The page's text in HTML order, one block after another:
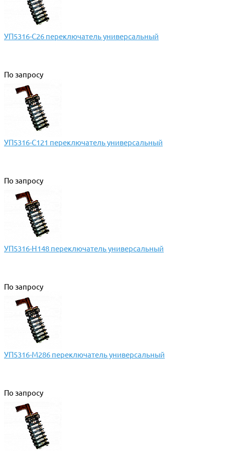
УП5316-С26 переключатель универсальный
По запросу
УП5316-С121 переключатель универсальный
По запросу
УП5316-Н148 переключатель универсальный
По запросу
УП5316-М286 переключатель универсальный
По запросу